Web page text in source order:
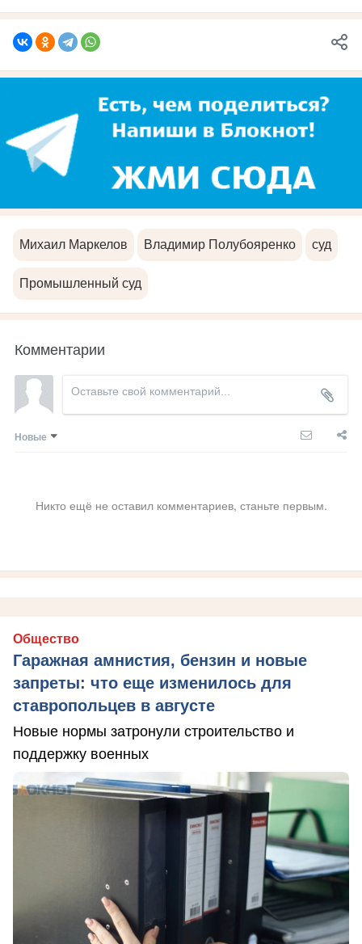
Михаил Маркелов Владимир Полубояренко суд
Промышленный суд
Комментарии
Новые
Никто ещё не оставил комментариев, станьте первым.
Общество
Гаражная амнистия, бензин и новые
запреты: что еще изменилось для
ставропольцев в августе
Новые нормы затронули строительство и
поддержку военных